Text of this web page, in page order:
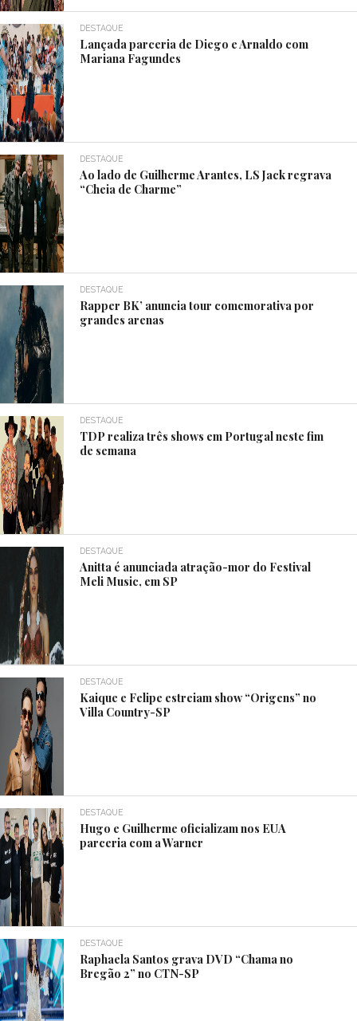
DESTAQUE
Lançada parceria de Diego e Arnaldo com
Mariana Fagundes
DESTAQUE
Ao lado de Guilherme Arantes, LS Jack regrava
“Cheia de Charme”
DESTAQUE
Rapper BK’ anuncia tour comemorativa por
grandes arenas
DESTAQUE
TDP realiza três shows em Portugal neste fim
de semana
DESTAQUE
Anitta é anunciada atração-mor do Festival
Meli Music, em SP
DESTAQUE
Kaique e Felipe estreiam show “Origens” no
Villa Country-SP
DESTAQUE
Hugo e Guilherme oficializam nos EUA
parceria com a Warner
DESTAQUE
Raphaela Santos grava DVD “Chama no
Bregão 2” no CTN-SP